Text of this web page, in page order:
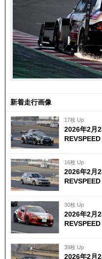
新着走行画像
17枚 Up
2026年2月
16枚 Up
2026年2月
30枚 Up
2026年2月
39枚 Up
2026年2月